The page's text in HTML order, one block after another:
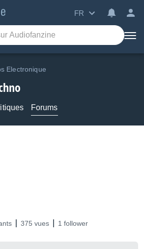
FR
Electronique
Forums
375 vues 1 follower